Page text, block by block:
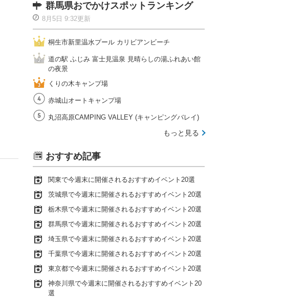
群馬県おでかけスポットランキング
8月5日 9:32更新
桐生市新里温水プール カリビアンビーチ
道の駅 ふじみ 富士見温泉 見晴らしの湯ふれあい館
の夜景
くりの木キャンプ場
赤城山オートキャンプ場
丸沼高原CAMPING VALLEY (キャンピングバレイ)
もっと見る
おすすめ記事
関東で今週末に開催されるおすすめイベント20選
茨城県で今週末に開催されるおすすめイベント20選
栃木県で今週末に開催されるおすすめイベント20選
群馬県で今週末に開催されるおすすめイベント20選
埼玉県で今週末に開催されるおすすめイベント20選
千葉県で今週末に開催されるおすすめイベント20選
東京都で今週末に開催されるおすすめイベント20選
神奈川県で今週末に開催されるおすすめイベント20
選